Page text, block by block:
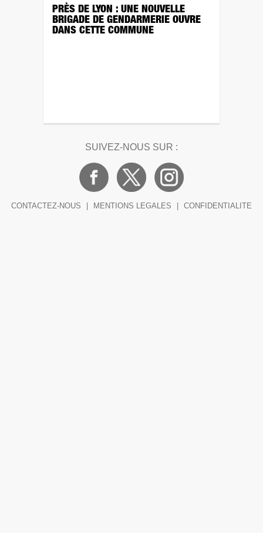
PRÈS DE LYON : UNE NOUVELLE
BRIGADE DE GENDARMERIE OUVRE
DANS CETTE COMMUNE
SUIVEZ-NOUS SUR :
CONTACTEZ-NOUS MENTIONS LEGALES CONFIDENTIALITE